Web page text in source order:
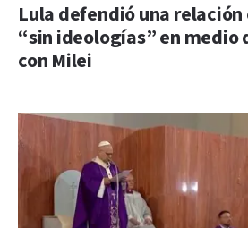
Lula defendió una
“sin ideologías” en medio
con Milei